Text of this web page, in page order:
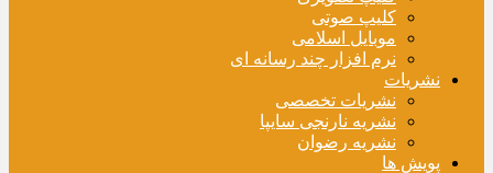
کلیپ صوتی
موبایل اسلامی
نرم افزار چند رسانه ای
نشریات
نشریات تخصصی
نشریه نارنجی سایپا
نشریه رضوان
پویش ها